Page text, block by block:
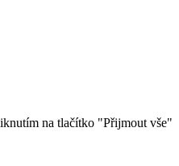
na tlačítko "Přijmout vše"